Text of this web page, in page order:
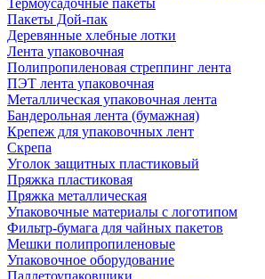
Термоусадочные пакеты
Пакеты Дой-пак
Деревянные хлебные лотки
Лента упаковочная
Полипропиленовая стреппинг лента
ПЭТ лента упаковочная
Металлическая упаковочная лента
Бандерольная лента (бумажная)
Крепеж для упаковочных лент
Скрепа
Уголок защитных пластиковый
Пряжка пластиковая
Пряжка металлическая
Упаковочные материалы с логотипом
Фильтр-бумага для чайных пакетов
Мешки полипропиленовые
Упаковочное оборудование
Паллетоупаковщики